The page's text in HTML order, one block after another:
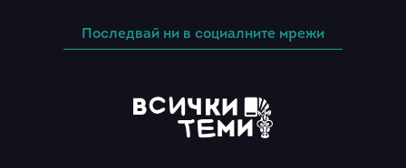
Последвай ни в социалните мрежи